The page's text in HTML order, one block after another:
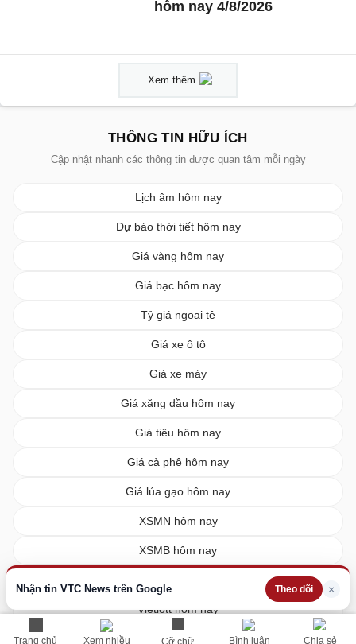
Trang chủ Xem nhiều Cỡ chữ Bình luận Chia sẻ
Nhận tin VTC News trên Google Theo dõi ×
hôm nay 4/8/2026
Xem thêm
THÔNG TIN HỮU ÍCH
Cập nhật nhanh các thông tin được quan tâm mỗi ngày
Lịch âm hôm nay
Dự báo thời tiết hôm nay
Giá vàng hôm nay
Giá bạc hôm nay
Tỷ giá ngoại tệ
Giá xe ô tô
Giá xe máy
Giá xăng dầu hôm nay
Giá tiêu hôm nay
Giá cà phê hôm nay
Giá lúa gạo hôm nay
XSMN hôm nay
XSMB hôm nay
Vietlott hôm nay